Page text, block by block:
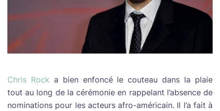
Chris Rock a bien enfoncé le couteau dans la plaie
tout au long de la cérémonie en rappelant l’absence de
nominations pour les acteurs afro-américain. Il l’a fait à